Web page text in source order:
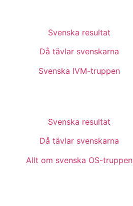
Svenska resultat
Då tävlar svenskarna
Svenska IVM-truppen
Svenska resultat
Då tävlar svenskarna
Allt om svenska OS-truppen